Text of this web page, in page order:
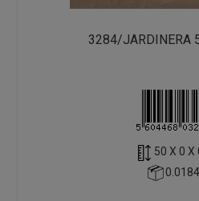
3284/JARDINERA
50 X 0 X